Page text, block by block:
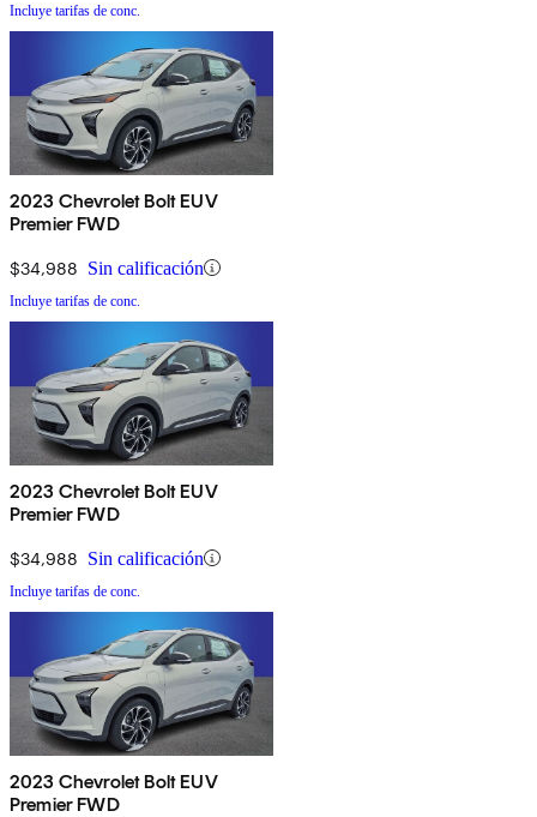
Incluye tarifas de conc.
2023 Chevrolet Bolt EUV
Premier FWD
$34,988 Sin calificación
Incluye tarifas de conc.
2023 Chevrolet Bolt EUV
Premier FWD
$34,988 Sin calificación
Incluye tarifas de conc.
2023 Chevrolet Bolt EUV
Premier FWD